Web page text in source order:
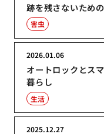
跡を残さないため
害虫
オートロックとス
暮らし
2026.01.06
生活
2025.12.27